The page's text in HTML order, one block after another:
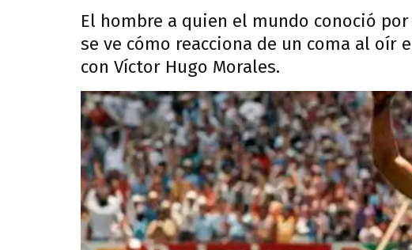
El hombre a quien el mundo conoció
se ve cómo reacciona de un coma al oír
con Víctor Hugo Morales.